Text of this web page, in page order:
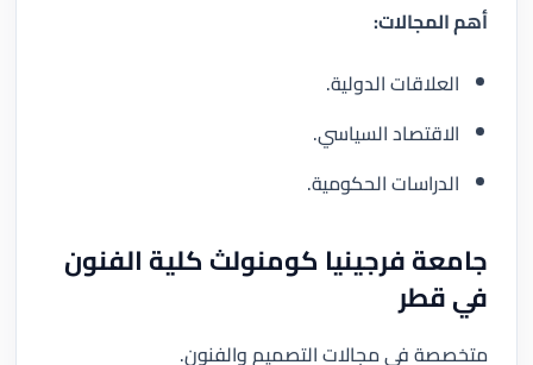
أهم المجالات:
العلاقات الدولية.
الاقتصاد السياسي.
الدراسات الحكومية.
جامعة فرجينيا كومنولث كلية الفنون
في قطر
متخصصة في مجالات التصميم والفنون.